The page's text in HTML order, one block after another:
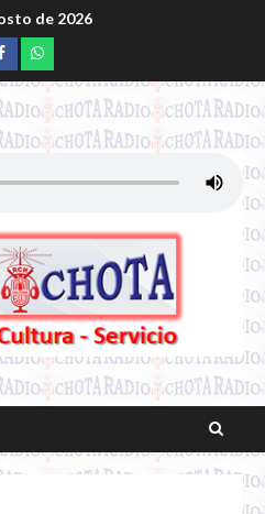
de 2026
whatsapp